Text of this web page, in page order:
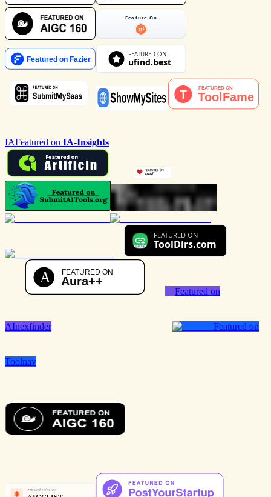
IAFeatured on IA-Insights
Featured on
AInexfinder Featured on
Toolnav